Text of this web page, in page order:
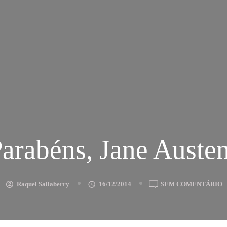
Jane
Raquel Sallaberry 16/12/2014 SEM COMENTÁRIO